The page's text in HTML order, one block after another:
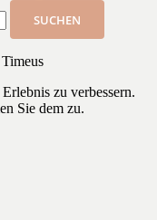
zu verbessern.
Sie dem zu.